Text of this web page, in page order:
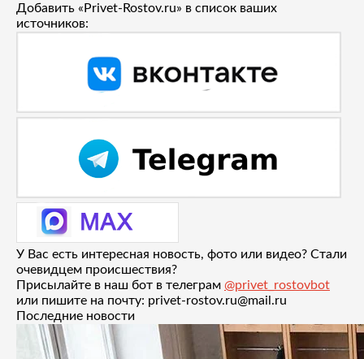
Добавить «Privet-Rostov.ru» в список ваших
источников:
У Вас есть интересная новость, фото или видео? Стали
очевидцем происшествия?
Присылайте в наш бот в телеграм @privet_rostovbot
или пишите на почту: privet-rostov.ru@mail.ru
Последние новости